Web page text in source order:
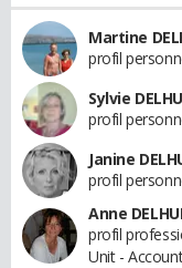
Martine
profil
Sylvie
profil
Janine
profil
Anne
profil
Unit -